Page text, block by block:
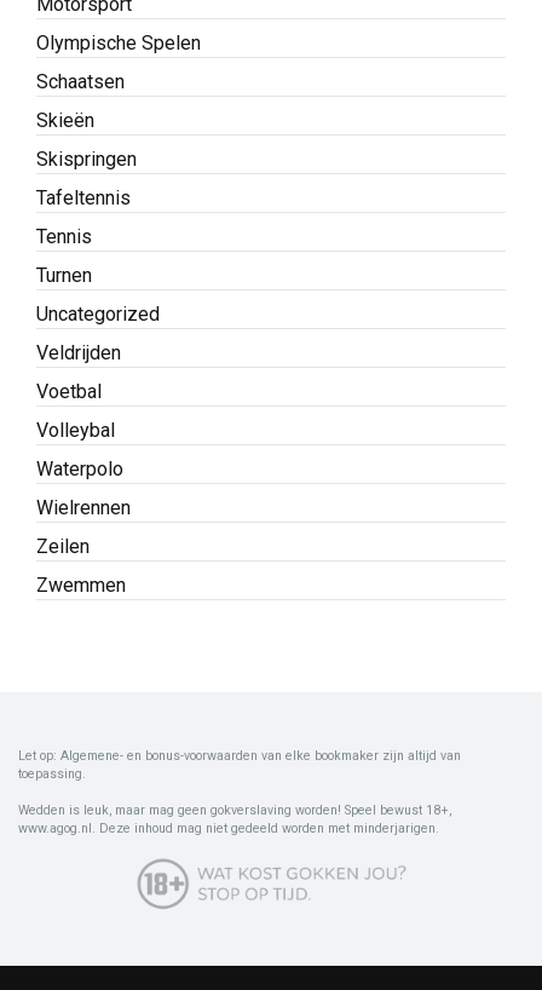
Olympische Spelen
Schaatsen
Skieën
Skispringen
Tafeltennis
Tennis
Turnen
Uncategorized
Veldrijden
Voetbal
Volleybal
Waterpolo
Wielrennen
Zeilen
Zwemmen
Let op: Algemene- en bonus-voorwaarden van elke bookmaker zijn altijd van
toepassing.
Wedden is leuk, maar mag geen gokverslaving worden! Speel bewust 18+,
www.agog.nl. Deze inhoud mag niet gedeeld worden met minderjarigen.